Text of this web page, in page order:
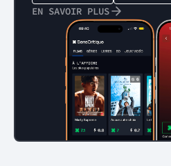
EN SAVOIR PLUS